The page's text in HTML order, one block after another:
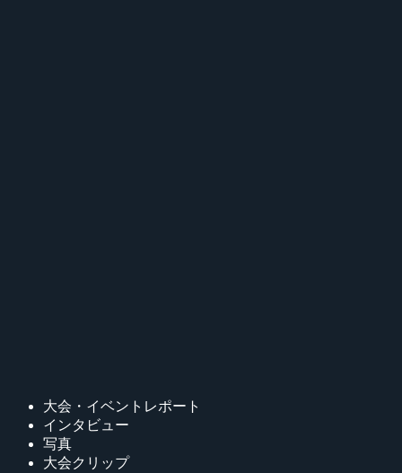
大会・イベントレポート
インタビュー
写真
大会クリップ